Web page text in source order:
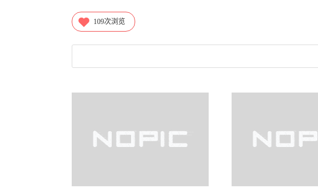
109次浏览